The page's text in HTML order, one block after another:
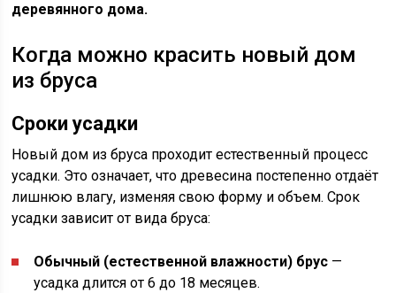
деревянного дома.
Когда можно красить новый дом
из бруса
Сроки усадки
Новый дом из бруса проходит естественный процесс
усадки. Это означает, что древесина постепенно отдаёт
лишнюю влагу, изменяя свою форму и объем. Срок
усадки зависит от вида бруса:
Обычный (естественной влажности) брус —
усадка длится от 6 до 18 месяцев.